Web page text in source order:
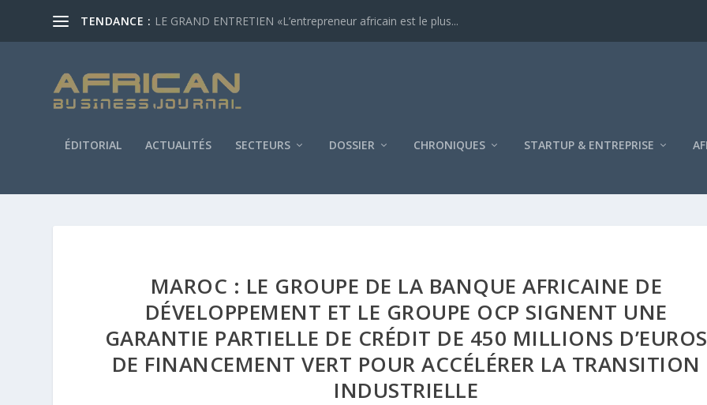
TENDANCE : LE GRAND ENTRETIEN «L’entrepreneur africain est le plus...
ÉDITORIAL ACTUALITÉS SECTEURS DOSSIER CHRONIQUES STARTUP & ENTREPRISE
MAROC : LE GROUPE DE LA BANQUE AFRICAINE DE
DÉVELOPPEMENT ET LE GROUPE OCP SIGNENT UNE
GARANTIE PARTIELLE DE CRÉDIT DE 450 MILLIONS D’EUROS
DE FINANCEMENT VERT POUR ACCÉLÉRER LA TRANSITION
INDUSTRIELLE